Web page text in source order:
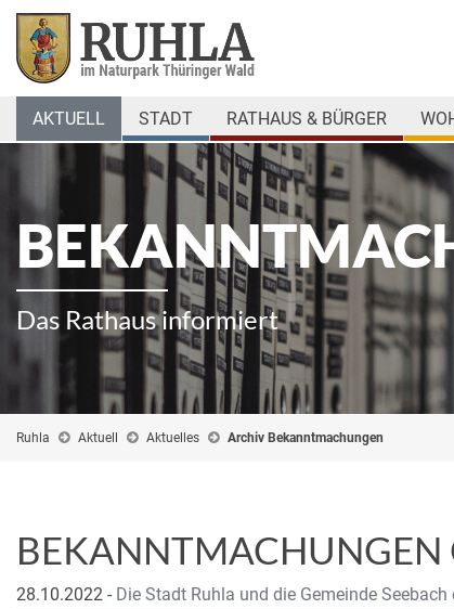
AKTUELL STADT RATHAUS & BÜRGER
Das Rathaus informiert
Ruhla Aktuell Aktuelles Archiv Bekanntmachungen
BEKANNTMACHUNGEN
28.10.2022 - Die Stadt Ruhla und die Gemeinde